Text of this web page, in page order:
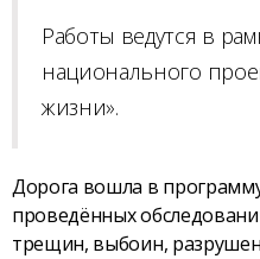
Работы ведутся в
национального
жизни».
Дорога вошла в
проведённых
трещин, выбоин,